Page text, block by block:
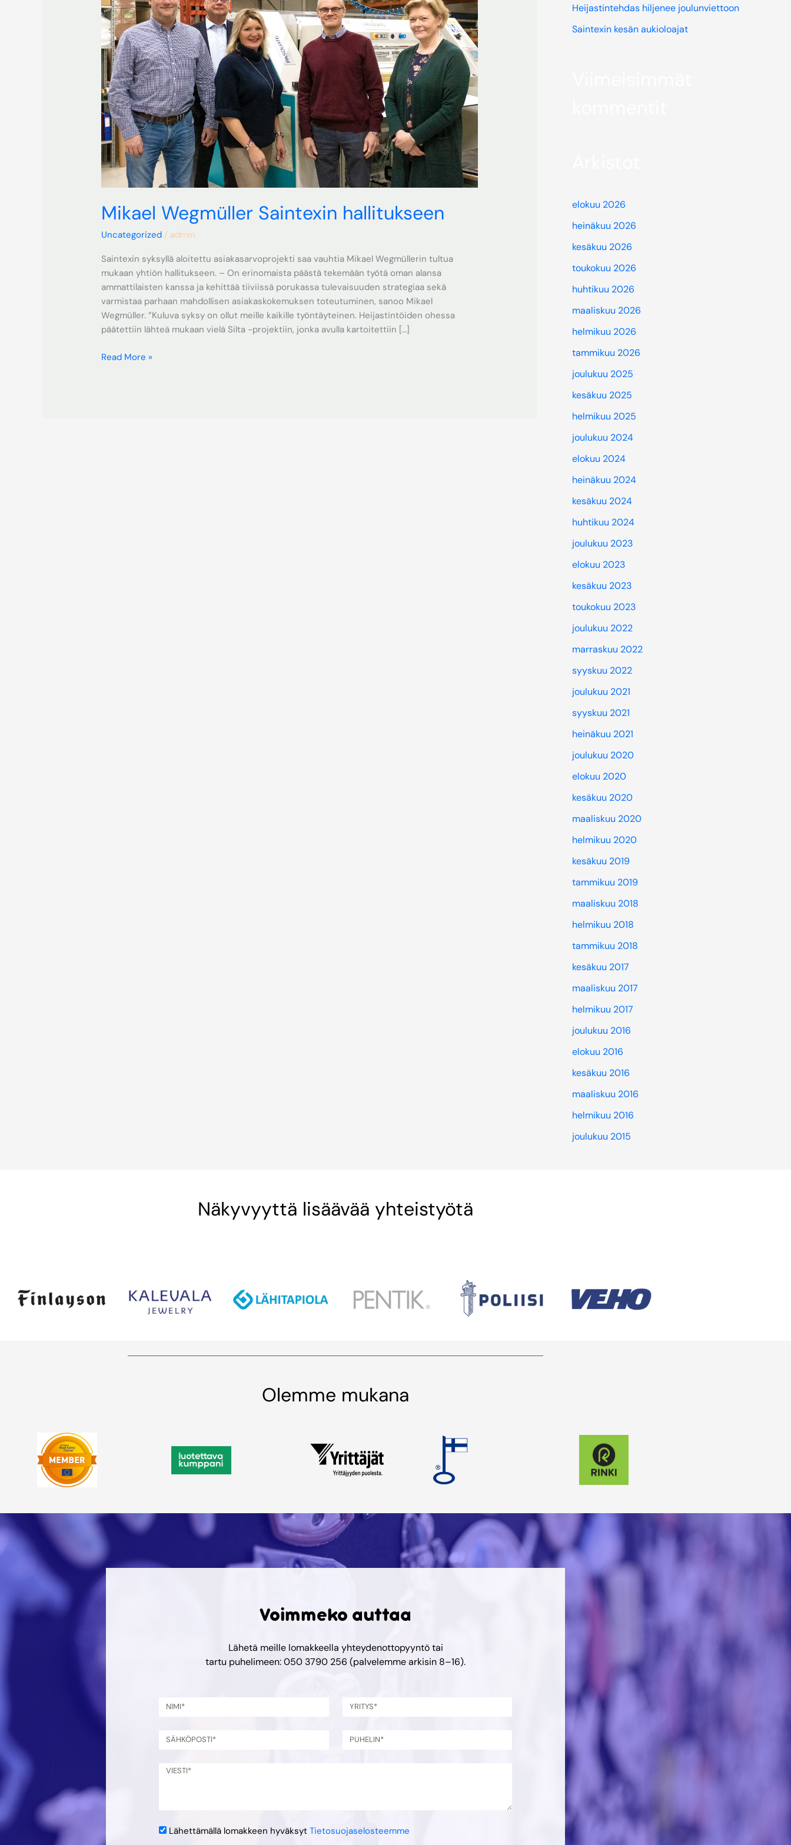
Mikael Wegmüller Saintexin hallitukseen
Uncategorized / admin
Saintexin syksyllä aloitettu asiakasarvoprojekti saa vauhtia Mikael Wegmüllerin tultua
mukaan yhtiön hallitukseen. – On erinomaista päästä tekemään työtä oman alansa
ammattilaisten kanssa ja kehittää tiiviissä porukassa tulevaisuuden strategiaa sekä
varmistaa parhaan mahdollisen asiakaskokemuksen toteutuminen, sanoo Mikael
Wegmüller. ”Kuluva syksy on ollut meille kaikille työntäyteinen. Heijastintöiden ohessa
päätettiin lähteä mukaan vielä Silta -projektiin, jonka avulla kartoitettiin […]
Read More »
Heijastintehdas hiljenee joulunviettoon
Saintexin kesän aukioloajat
elokuu 2026
heinäkuu 2026
kesäkuu 2026
toukokuu 2026
huhtikuu 2026
maaliskuu 2026
helmikuu 2026
tammikuu 2026
joulukuu 2025
kesäkuu 2025
helmikuu 2025
joulukuu 2024
elokuu 2024
heinäkuu 2024
kesäkuu 2024
huhtikuu 2024
joulukuu 2023
elokuu 2023
kesäkuu 2023
toukokuu 2023
joulukuu 2022
marraskuu 2022
syyskuu 2022
joulukuu 2021
syyskuu 2021
heinäkuu 2021
joulukuu 2020
elokuu 2020
kesäkuu 2020
maaliskuu 2020
helmikuu 2020
kesäkuu 2019
tammikuu 2019
maaliskuu 2018
helmikuu 2018
tammikuu 2018
kesäkuu 2017
maaliskuu 2017
helmikuu 2017
joulukuu 2016
elokuu 2016
kesäkuu 2016
maaliskuu 2016
helmikuu 2016
joulukuu 2015
Näkyvyyttä lisäävää yhteistyötä
Olemme mukana
Voimmeko auttaa
Lähetä meille lomakkeella yhteydenottopyyntö tai
tartu puhelimeen: 050 3790 256 (palvelemme arkisin 8–16).
Lähettämällä lomakkeen hyväksyt Tietosuojaselosteemme